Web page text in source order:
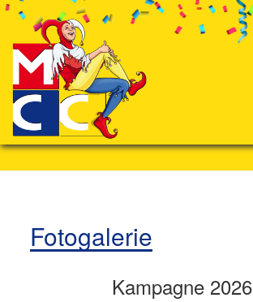
Fotogalerie
Kampagne 2026